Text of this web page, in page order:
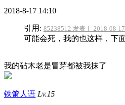
2018-8-17 14:10
引用: 85238512 发表于 2018-08-
可能会死，我的也这样，下
我的砧木老是冒芽都被我抹了
铁箫人语 Lv.15